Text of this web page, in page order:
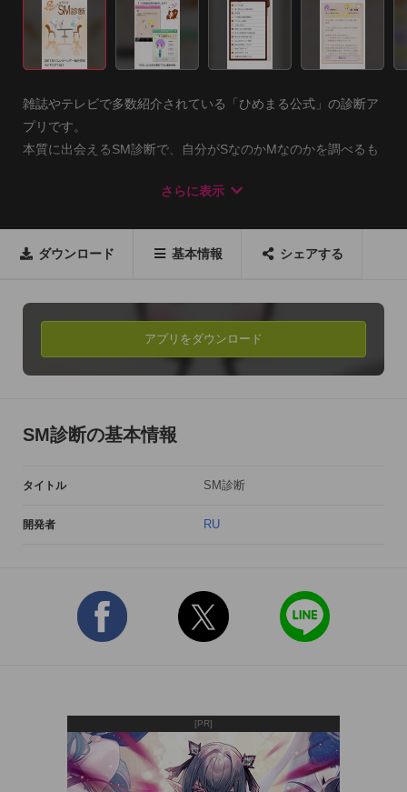
雑誌やテレビで多数紹介されている「ひめまる公式」の診断ア
プリです。
本質に出会えるSM診断で、自分がSなのかMなのかを調べるも
使うのも楽しみ方はあなた次第です。
2011 Apple Rewind 2011 App 有料アプリ
2011/04/10 日本テレビ シューイチ
2010/12/11 TBS 王様のブランチで辺見えみりさんお勧めアプ
2010 Apple Rewind 2010 App 有料アプリライフスタイル
2010/08/24 TBS Nスタ
2010/08/20 日本テレビ ズームイン
以上のテレビ番組や、他雑誌等多数で紹介されてます。
ゃいます!
好きなあの人と話すきっかけに!飲み会・合コン・職場・学校な
どでみんなと「相性診断」!!
さらに表示
ダウンロード 基本情報 シェアする
アプリをダウンロード
SM診断の基本情報
タイトル SM診断
開発者 RU
[PR]